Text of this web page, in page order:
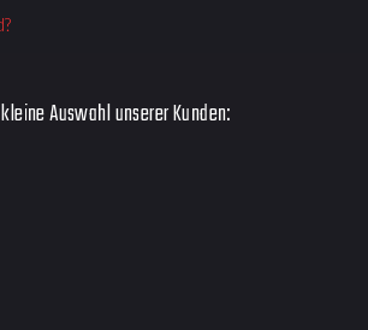
Auswahl unserer Kunden: